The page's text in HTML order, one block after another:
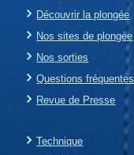
Découvrir la plongée
Nos sites de plongée
Nos sorties
Questions fréquentes
Revue de Presse
Technique